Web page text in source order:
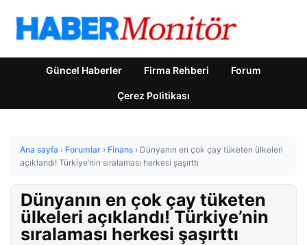
Güncel Haberler Firma Rehberi Forum
Çerez Politikası
Ana sayfa › Forumlar › Finans › Dünyanın en çok çay tüketen ülkeleri
açıklandı! Türkiye’nin sıralaması herkesi şaşırttı
Dünyanın en çok çay tüketen
ülkeleri açıklandı! Türkiye’nin
sıralaması herkesi şaşırttı